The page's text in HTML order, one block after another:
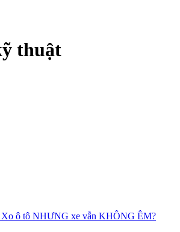
thuật
Xo ô tô NHƯNG xe vẫn KHÔNG ÊM?